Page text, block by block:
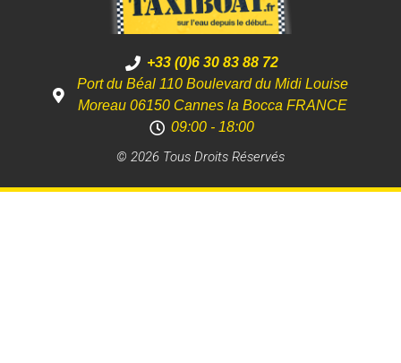
+33 (0)6 30 83 88 72
Port du Béal 110 Boulevard du Midi Louise
Moreau 06150 Cannes la Bocca FRANCE
09:00 - 18:00
© 2026 Tous Droits Réservés